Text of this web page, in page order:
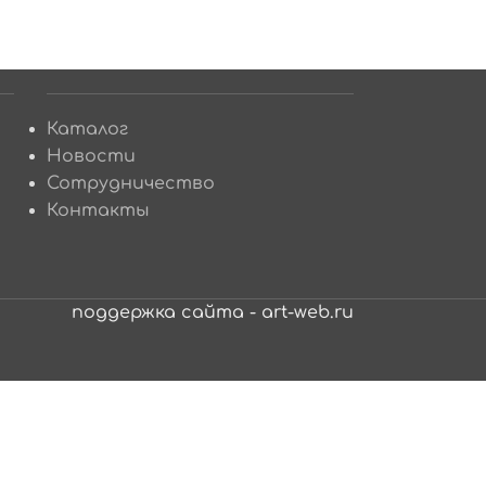
Каталог
Новости
Сотрудничество
Контакты
поддержка сайта - art-web.ru